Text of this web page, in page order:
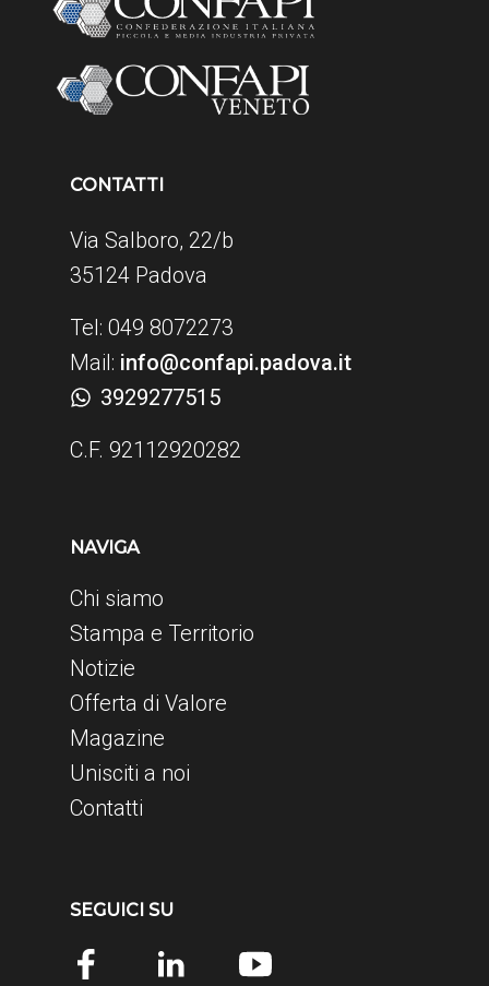
CONTATTI
Via Salboro, 22/b
35124 Padova
Tel: 049 8072273
Mail: info@confapi.padova.it
3929277515
C.F. 92112920282
NAVIGA
Chi siamo
Stampa e Territorio
Notizie
Offerta di Valore
Magazine
Unisciti a noi
Contatti
SEGUICI SU